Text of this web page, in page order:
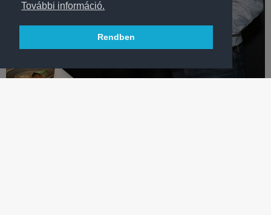
További információ.
Rendben